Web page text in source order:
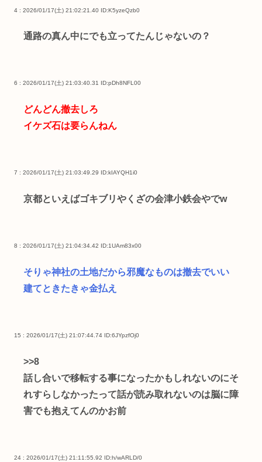
4 : 2026/01/17(土) 21:02:21.40 ID:K5yzeQzb0
通路の真ん中にでも立ってたんじゃないの？
6 : 2026/01/17(土) 21:03:40.31 ID:pDh8NFL00
どんどん撤去しろ
イケズ石は要らんねん
7 : 2026/01/17(土) 21:03:49.29 ID:kIAYQH1i0
京都といえばゴキブリやくざの会津小鉄会やでw
8 : 2026/01/17(土) 21:04:34.42 ID:1UAm83x00
そりゃ神社の土地だから邪魔なものは撤去でいい
建てときたきゃ金払え
15 : 2026/01/17(土) 21:07:44.74 ID:6JYpzfOj0
>>8
話し合いで移転する事になったかもしれないのにそ
れすらしなかったって話が読み取れないのは脳に障
害でも抱えてんのかお前
24 : 2026/01/17(土) 21:11:55.92 ID:h/wARLD/0